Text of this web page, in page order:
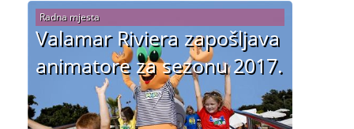
Valamar Riviera zapošljava
animatore za sezonu 2017.
Radna mjesta